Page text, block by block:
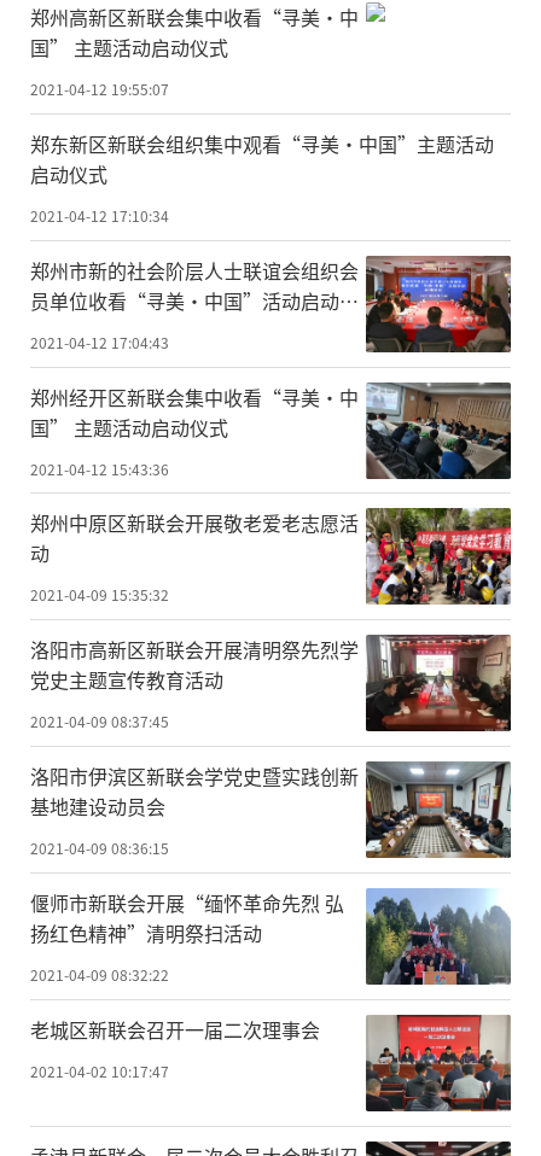
郑州高新区新联会集中收看“寻美·中
国” 主题活动启动仪式
2021-04-12 19:55:07
郑东新区新联会组织集中观看“寻美·中国”主题活动
启动仪式
2021-04-12 17:10:34
郑州市新的社会阶层人士联谊会组织会
员单位收看“寻美·中国”活动启动仪
2021-04-12 17:04:43
郑州经开区新联会集中收看“寻美·中
国” 主题活动启动仪式
2021-04-12 15:43:36
郑州中原区新联会开展敬老爱老志愿活
动
2021-04-09 15:35:32
洛阳市高新区新联会开展清明祭先烈学
党史主题宣传教育活动
2021-04-09 08:37:45
洛阳市伊滨区新联会学党史暨实践创新
基地建设动员会
2021-04-09 08:36:15
偃师市新联会开展“缅怀革命先烈 弘
扬红色精神”清明祭扫活动
2021-04-09 08:32:22
老城区新联会召开一届二次理事会
2021-04-02 10:17:47